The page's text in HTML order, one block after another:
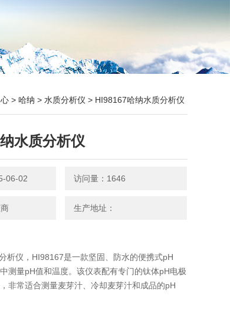
> 哈纳 > 水质分析仪 > HI98167哈纳水质分析仪
水质分析仪
06-02 访问量：1646
生产地址：
析仪，HI98167是一款坚固、防水的便携式pH
测量pH值和温度。该仪表配有专门的钛体pH电极
非常适合测量麦芽汁、冷却麦芽汁和成品的pH